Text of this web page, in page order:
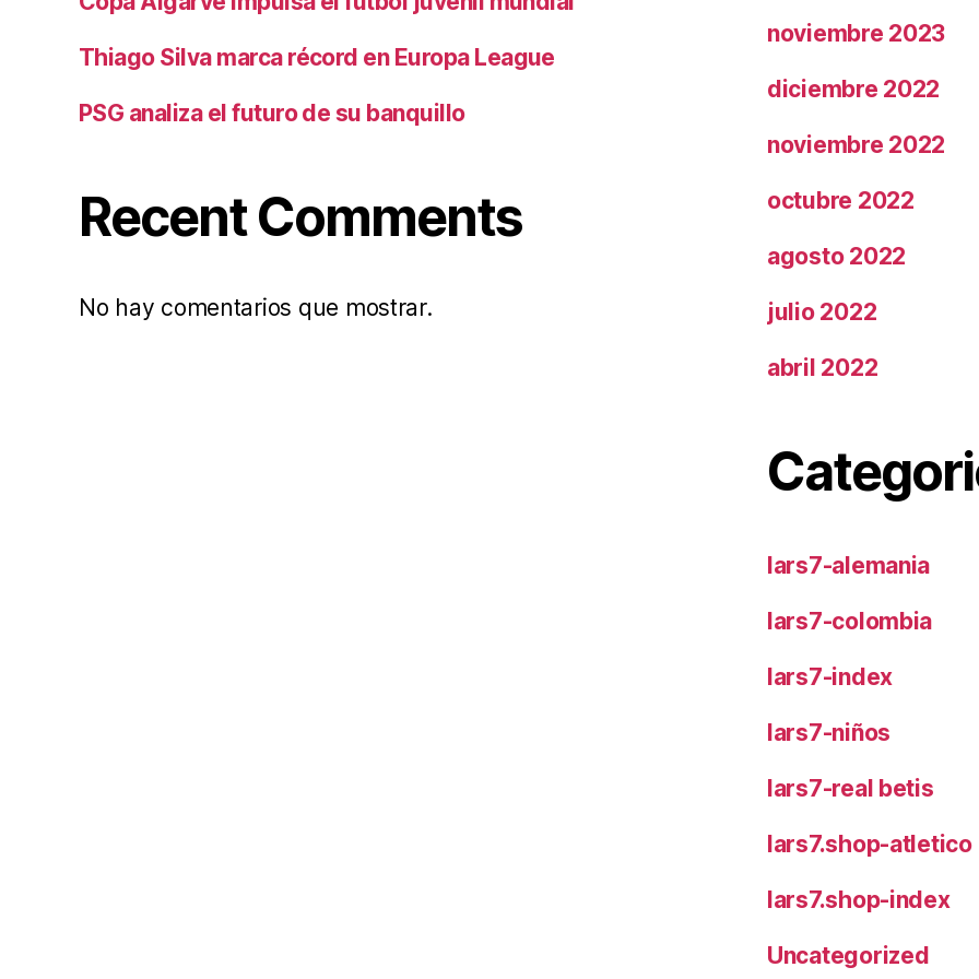
Thiago Silva marca récord en Europa League
PSG analiza el futuro de su banquillo
Recent Comments
No hay comentarios que mostrar.
noviembre 2023
diciembre 2022
noviembre 2022
octubre 2022
agosto 2022
julio 2022
abril 2022
lars7-alemania
lars7-colombia
lars7-index
lars7-niños
lars7-real betis
lars7.shop-
lars7.shop-index
Uncategorized